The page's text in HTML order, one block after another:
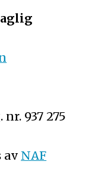
937 275
av NAF